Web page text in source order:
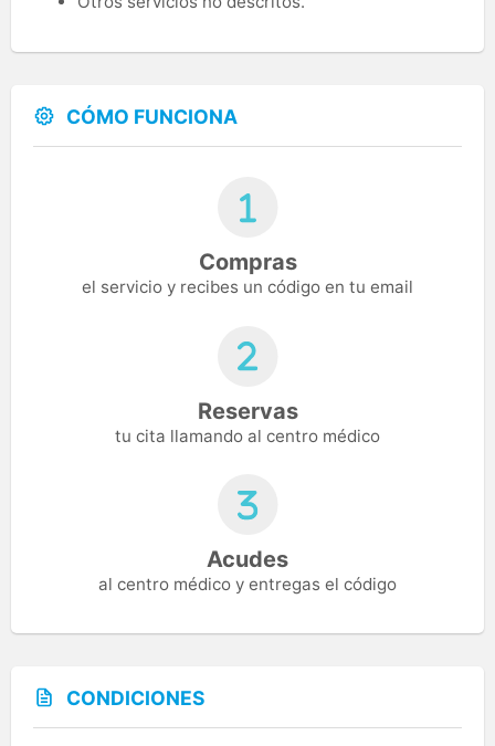
CÓMO FUNCIONA
Compras
el servicio y recibes un código en tu email
Reservas
tu cita llamando al centro médico
Acudes
al centro médico y entregas el código
CONDICIONES